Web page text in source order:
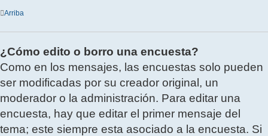
Arriba
¿Cómo edito o borro una encuesta?
Como en los mensajes, las encuestas solo pueden
ser modificadas por su creador original, un
moderador o la administración. Para editar una
encuesta, hay que editar el primer mensaje del
tema; este siempre esta asociado a la encuesta. Si